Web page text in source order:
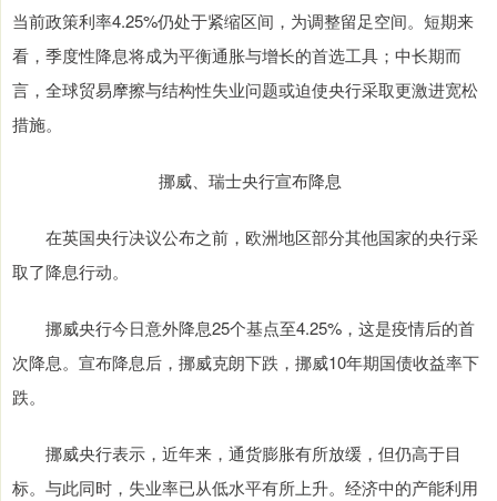
当前政策利率4.25%仍处于紧缩区间，为调整留足空间。短期来
看，季度性降息将成为平衡通胀与增长的首选工具；中长期而
言，全球贸易摩擦与结构性失业问题或迫使央行采取更激进宽松
措施。
挪威、瑞士央行宣布降息
在英国央行决议公布之前，欧洲地区部分其他国家的央行采
取了降息行动。
挪威央行今日意外降息25个基点至4.25%，这是疫情后的首
次降息。宣布降息后，挪威克朗下跌，挪威10年期国债收益率下
跌。
挪威央行表示，近年来，通货膨胀有所放缓，但仍高于目
标。与此同时，失业率已从低水平有所上升。经济中的产能利用